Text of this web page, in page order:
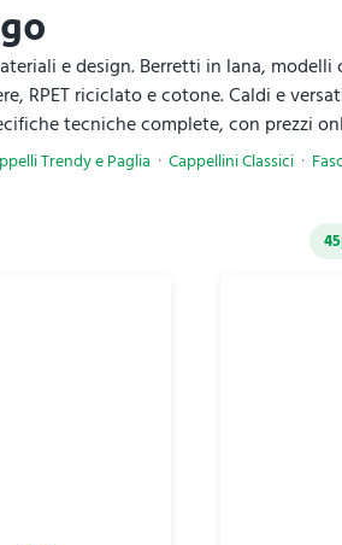
e design. Berretti in lana,
riciclato e cotone. Caldi e
tecniche complete, con prezzi
Trendy e Paglia Cappellini Classici
45